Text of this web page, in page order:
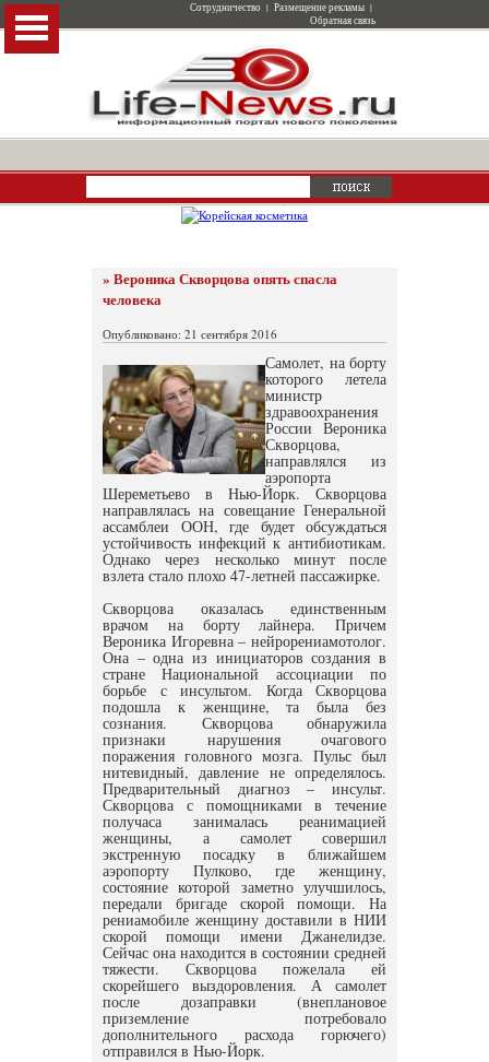
Сотрудничество | Размещение рекламы |
Обратная связь
» Вероника Скворцова опять спасла
человека
Опубликовано: 21 сентября 2016
Самолет, на борту
которого летела
министр
здравоохранения
России Вероника
Скворцова,
направлялся из
аэропорта
Шереметьево в Нью-Йорк. Скворцова
направлялась на совещание Генеральной
ассамблеи ООН, где будет обсуждаться
устойчивость инфекций к антибиотикам.
Однако через несколько минут после
взлета стало плохо 47-летней пассажирке.
Скворцова оказалась единственным
врачом на борту лайнера. Причем
Вероника Игоревна – нейрорениамотолог.
Она – одна из инициаторов создания в
стране Национальной ассоциации по
борьбе с инсультом. Когда Скворцова
подошла к женщине, та была без
сознания. Скворцова обнаружила
признаки нарушения очагового
поражения головного мозга. Пульс был
нитевидный, давление не определялось.
Предварительный диагноз – инсульт.
Скворцова с помощниками в течение
получаса занималась реанимацией
женщины, а самолет совершил
экстренную посадку в ближайшем
аэропорту Пулково, где женщину,
состояние которой заметно улучшилось,
передали бригаде скорой помощи. На
рениамобиле женщину доставили в НИИ
скорой помощи имени Джанелидзе.
Сейчас она находится в состоянии средней
тяжести. Скворцова пожелала ей
скорейшего выздоровления. А самолет
после дозаправки (внеплановое
приземление потребовало
дополнительного расхода горючего)
отправился в Нью-Йорк.